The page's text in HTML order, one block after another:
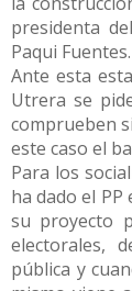
presidenta
Paqui Fuentes.
Ante esta
Utrera se
comprueben
este caso el
Para los
ha dado el
su proyecto
electorales,
pública y